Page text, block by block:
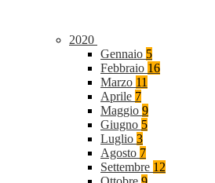
2020
Gennaio 5
Febbraio 16
Marzo 11
Aprile 7
Maggio 9
Giugno 5
Luglio 3
Agosto 7
Settembre 12